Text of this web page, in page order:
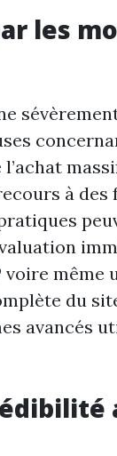
les
à des
voire même
du
avancés